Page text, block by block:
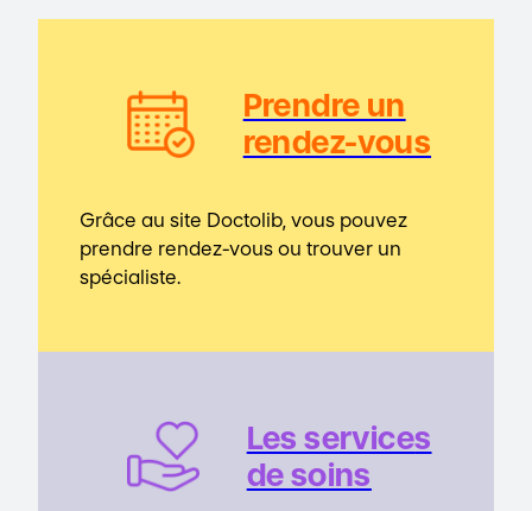
Prendre un
rendez-vous
Grâce au site Doctolib, vous pouvez
prendre rendez-vous ou trouver un
spécialiste.
Les services
de soins